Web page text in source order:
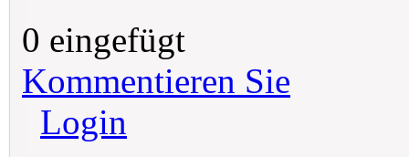
0 eingefügt
Kommentieren Sie
Login